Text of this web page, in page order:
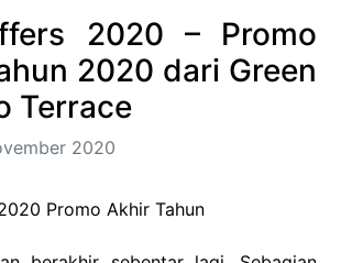
2020 – Promo
2020 dari Green
Terrace
2020